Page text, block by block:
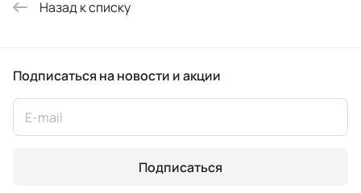
Назад к списку
Подписаться на новости и акции
Подписаться